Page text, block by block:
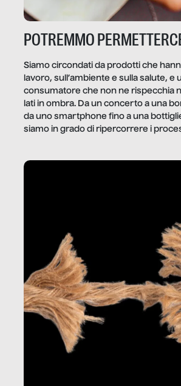
POTREMMO
Siamo circondati da prodotti che
lavoro, sull’ambiente e sulla salute, e
consumatore che non ne rispecchia
lati in ombra. Da un concerto a una
da uno smartphone fino a una
siamo in grado di ripercorrere i
dietro gli oggetti e i servizi che fanno